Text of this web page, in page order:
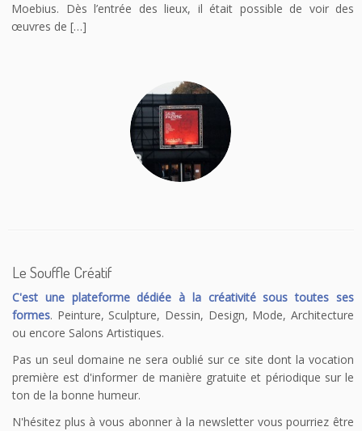
Moebius. Dès l’entrée des lieux, il était possible de voir des
œuvres de […]
Le Souffle Créatif
C'est une plateforme dédiée à la créativité sous toutes ses
formes. Peinture, Sculpture, Dessin, Design, Mode, Architecture
ou encore Salons Artistiques.
Pas un seul domaine ne sera oublié sur ce site dont la vocation
première est d'informer de manière gratuite et périodique sur le
ton de la bonne humeur.
N'hésitez plus à vous abonner à la newsletter vous pourriez être